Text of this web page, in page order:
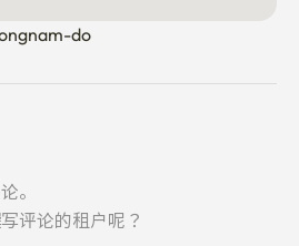
do
。
评论的租户呢？